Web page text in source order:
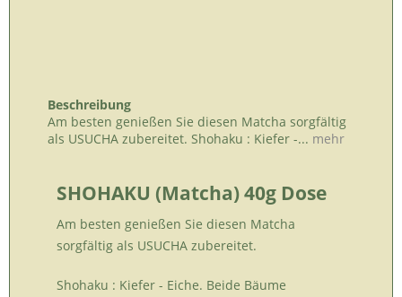
Beschreibung
Am besten genießen Sie diesen Matcha sorgfältig
als USUCHA zubereitet. Shohaku : Kiefer -... mehr
SHOHAKU (Matcha) 40g Dose
Am besten genießen Sie diesen Matcha
sorgfältig als USUCHA zubereitet.
Shohaku : Kiefer - Eiche. Beide Bäume